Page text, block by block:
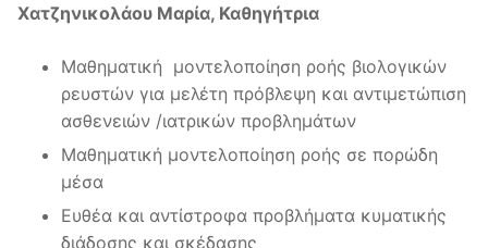
Χατζηνικολάου Μαρία, Καθηγήτρια
Μαθηματική μοντελοποίηση ροής βιολογικών
ρευστών για μελέτη πρόβλεψη και αντιμετώπιση
ασθενειών /ιατρικών προβλημάτων
Μαθηματική μοντελοποίηση ροής σε πορώδη
μέσα
Ευθέα και αντίστροφα προβλήματα κυματικής
διάδοσης και σκέδασης